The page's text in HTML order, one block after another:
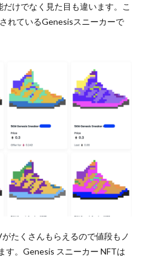
けでなく見た目も違います。こ
れているGenesisスニーカーで
たくさんもらえるので値段もノ
す。Genesis スニーカー NFTは